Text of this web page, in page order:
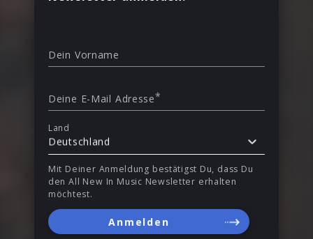
Dein Vorname
Deine E-Mail Adresse*
Land
Deutschland
Mit Deiner Anmeldung bestätigst Du, dass Du
den All New In Music Newsletter erhalten
möchtest.
Anmelden